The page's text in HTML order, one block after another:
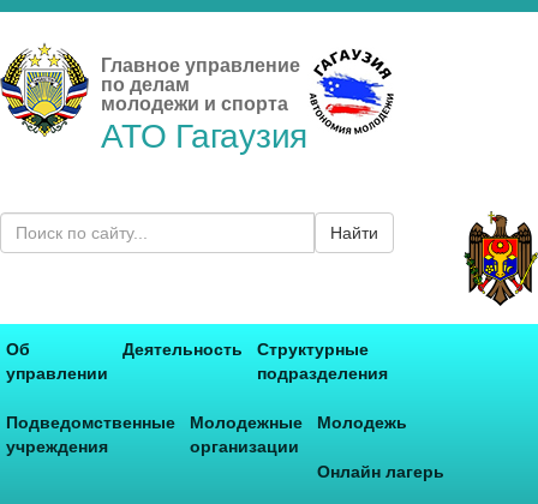
Главное управление
по делам
молодежи и спорта
АТО Гагаузия
Найти
Об
управлении
Деятельность
Структурные
подразделения
Подведомственные
учреждения
Молодежные
организации
Молодежь
Онлайн лагерь